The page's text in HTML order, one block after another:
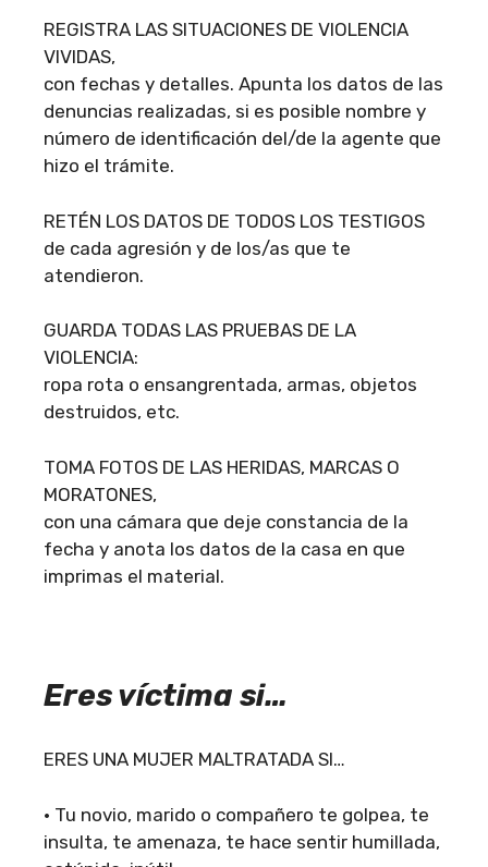
REGISTRA LAS SITUACIONES DE VIOLENCIA
VIVIDAS,
con fechas y detalles. Apunta los datos de las
denuncias realizadas, si es posible nombre y
número de identificación del/de la agente que
hizo el trámite.
RETÉN LOS DATOS DE TODOS LOS TESTIGOS
de cada agresión y de los/as que te
atendieron.
GUARDA TODAS LAS PRUEBAS DE LA
VIOLENCIA:
ropa rota o ensangrentada, armas, objetos
destruidos, etc.
TOMA FOTOS DE LAS HERIDAS, MARCAS O
MORATONES,
con una cámara que deje constancia de la
fecha y anota los datos de la casa en que
imprimas el material.
Eres víctima si…
ERES UNA MUJER MALTRATADA SI…
• Tu novio, marido o compañero te golpea, te
insulta, te amenaza, te hace sentir humillada,